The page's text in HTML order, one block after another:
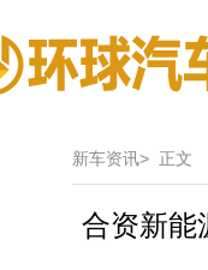
新车资讯> 正文
合资新能